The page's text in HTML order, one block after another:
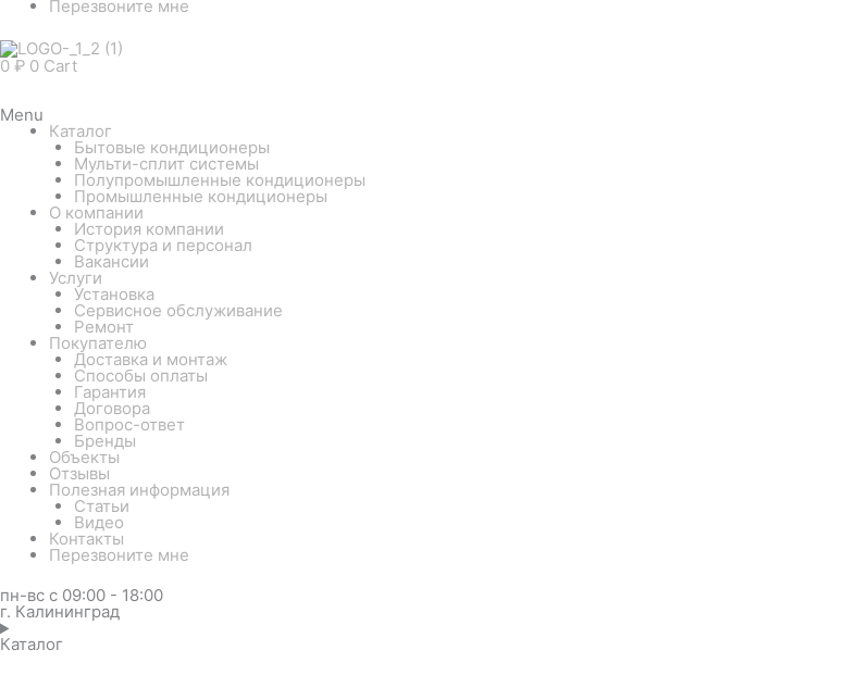
Перезвоните мне
0 ₽ 0 Cart
Menu
Каталог
Бытовые кондиционеры
Мульти-сплит системы
Полупромышленные кондиционеры
Промышленные кондиционеры
О компании
История компании
Структура и персонал
Вакансии
Услуги
Установка
Сервисное обслуживание
Ремонт
Покупателю
Доставка и монтаж
Способы оплаты
Гарантия
Договора
Вопрос-ответ
Бренды
Объекты
Отзывы
Полезная информация
Статьи
Видео
Контакты
Перезвоните мне
пн-вс с 09:00 - 18:00
г. Калининград
Каталог